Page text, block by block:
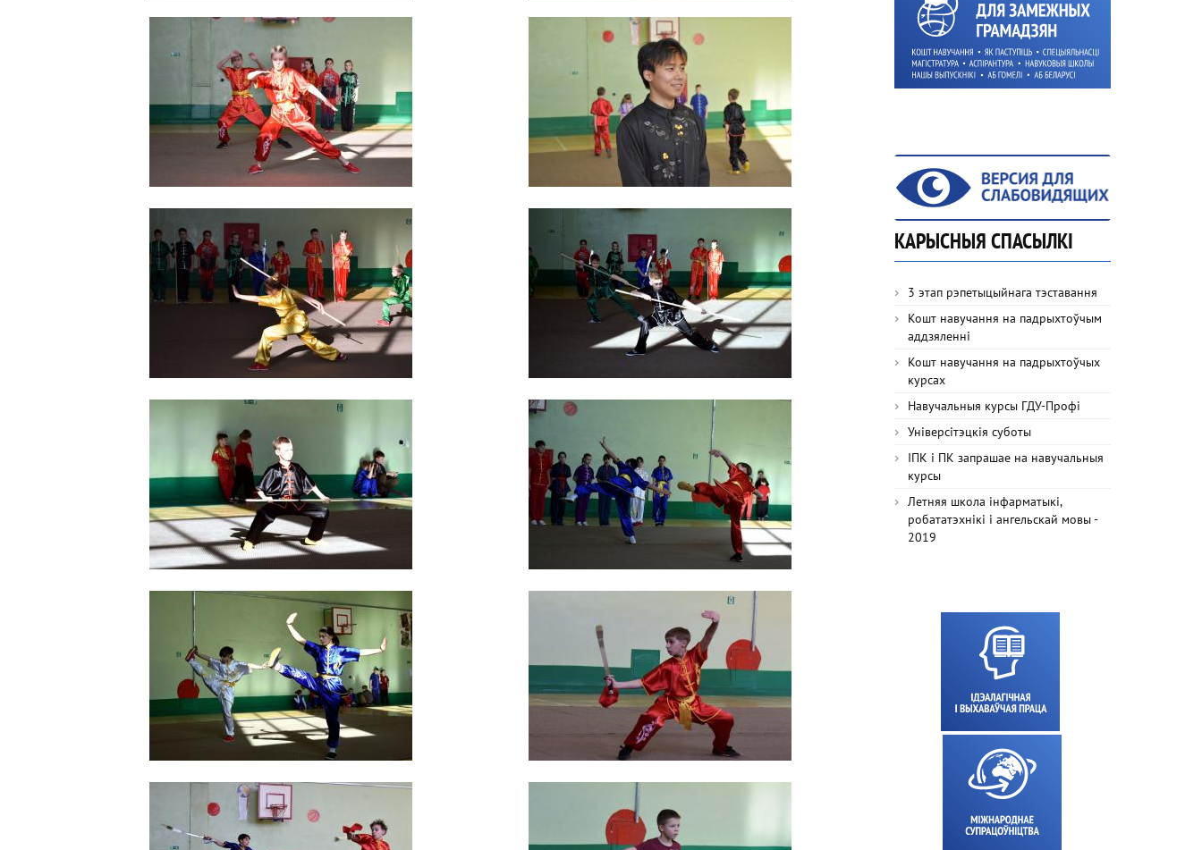
КАРЫСНЫЯ СПАСЫЛКІ
3 этап рэпетыцыйнага тэставання
Кошт навучання на падрыхтоўчым
аддзяленні
Кошт навучання на падрыхтоўчых
курсах
Навучальныя курсы ГДУ-Профі
Універсітэцкія суботы
ІПК і ПК запрашае на навучальныя
курсы
Летняя школа інфарматыкі,
робататэхнікі і ангельскай мовы -
2019